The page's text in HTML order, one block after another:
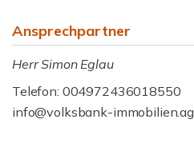
Ansprechpartner
Herr Simon Eglau
Telefon: 004972436018550
info@volksbank-immobilien.ag